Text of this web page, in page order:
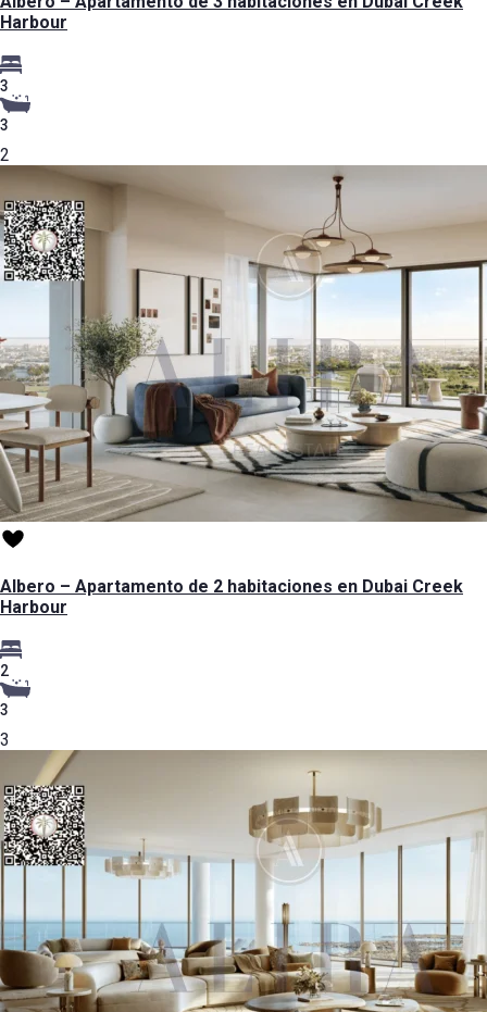
Harbour
3
3
2
Albero – Apartamento de 2 habitaciones en Dubai Creek
Harbour
2
3
3